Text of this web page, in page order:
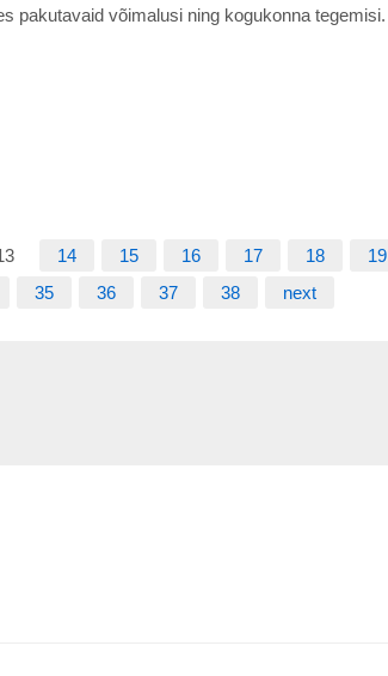
pakutavaid võimalusi ning kogukonna tegemisi.
14 15 16 17 18 19
35 36 37 38 next